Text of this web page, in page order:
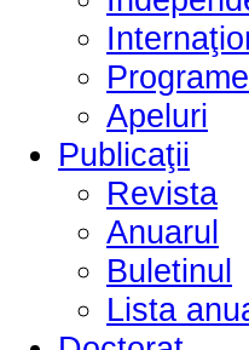
Apeluri
Publicaţii
Revista
Anuarul
Buletinul
Lista